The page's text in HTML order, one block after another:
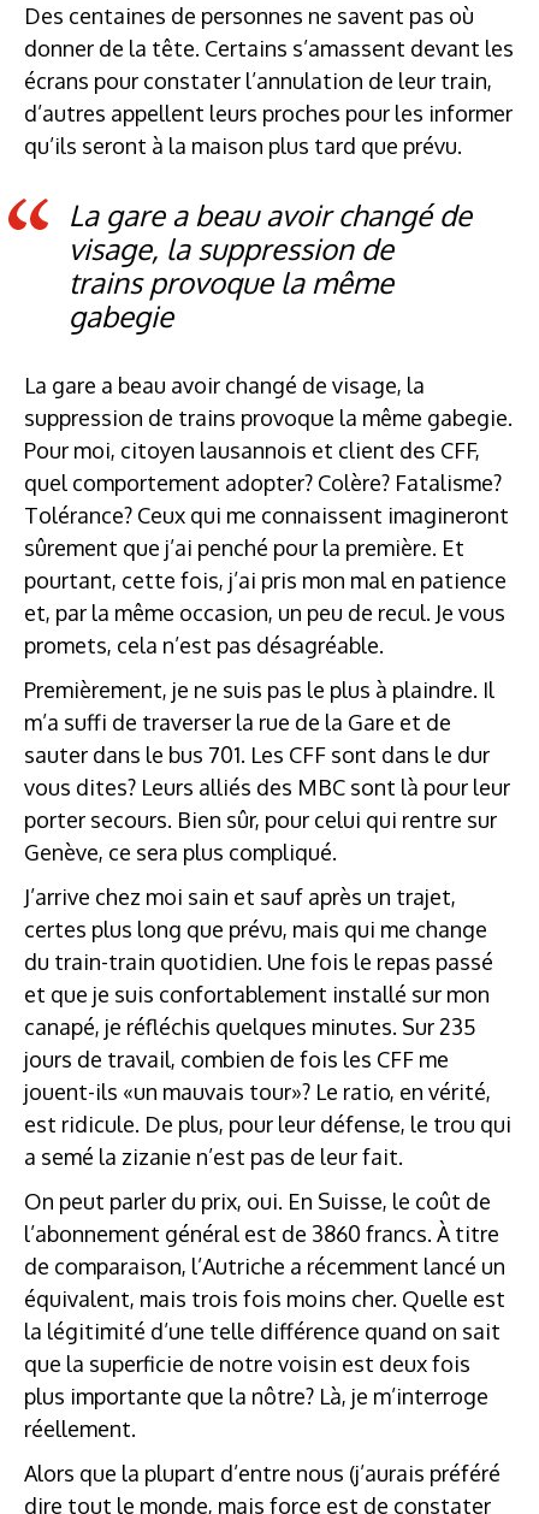
Des centaines de personnes ne savent pas où
donner de la tête. Certains s’amassent devant les
écrans pour constater l’annulation de leur train,
d’autres appellent leurs proches pour les informer
qu’ils seront à la maison plus tard que prévu.
La gare a beau avoir changé de
visage, la suppression de
trains provoque la même
gabegie
La gare a beau avoir changé de visage, la
suppression de trains provoque la même gabegie.
Pour moi, citoyen lausannois et client des CFF,
quel comportement adopter? Colère? Fatalisme?
Tolérance? Ceux qui me connaissent imagineront
sûrement que j’ai penché pour la première. Et
pourtant, cette fois, j’ai pris mon mal en patience
et, par la même occasion, un peu de recul. Je vous
promets, cela n’est pas désagréable.
Premièrement, je ne suis pas le plus à plaindre. Il
m’a suffi de traverser la rue de la Gare et de
sauter dans le bus 701. Les CFF sont dans le dur
vous dites? Leurs alliés des MBC sont là pour leur
porter secours. Bien sûr, pour celui qui rentre sur
Genève, ce sera plus compliqué.
J’arrive chez moi sain et sauf après un trajet,
certes plus long que prévu, mais qui me change
du train-train quotidien. Une fois le repas passé
et que je suis confortablement installé sur mon
canapé, je réfléchis quelques minutes. Sur 235
jours de travail, combien de fois les CFF me
jouent-ils «un mauvais tour»? Le ratio, en vérité,
est ridicule. De plus, pour leur défense, le trou qui
a semé la zizanie n’est pas de leur fait.
On peut parler du prix, oui. En Suisse, le coût de
l’abonnement général est de 3860 francs. À titre
de comparaison, l’Autriche a récemment lancé un
équivalent, mais trois fois moins cher. Quelle est
la légitimité d’une telle différence quand on sait
que la superficie de notre voisin est deux fois
plus importante que la nôtre? Là, je m’interroge
réellement.
Alors que la plupart d’entre nous (j’aurais préféré
dire tout le monde, mais force est de constater